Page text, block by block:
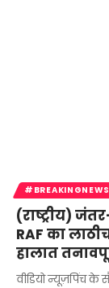
#BREAKINGNEWS
(राष्ट्रीय)
RAF का
हालात
वीडियो न्यूज़पिंच के